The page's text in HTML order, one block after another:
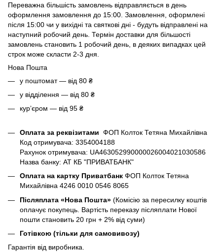
Переважна більшість замовлень відправляється в день
оформлення замовлення до 15:00. Замовлення, оформлені
після 15:00 чи у вихідні та святкові дні - будуть відправлені на
наступний робочий день. Термін доставки для більшості
замовлень становить 1 робочий день, в деяких випадках цей
строк може скласти 2-3 дня.
Нова Пошта
у поштомат — від 80 ₴
у відділення — від 80 ₴
курʼєром — від 95 ₴
Оплата за реквізитами ФОП Колток Тетяна Михайлівна
Код отримувача: 3354004188
Рахунок отримувача: UA463052990000026004021030586
Назва банку: АТ КБ "ПРИВАТБАНК"
Оплата на картку Приватбанк ФОП Колток Тетяна
Михайлівна 4246 0010 0546 8065
Післяплата «Нова Пошта» (Комісію за пересилку коштів
оплачує покупець. Вартість переказу післяплати Нової
пошти становить 20 грн + 2% від суми)
Готівкою (тільки для самовивозу)
Гарантія від виробника.